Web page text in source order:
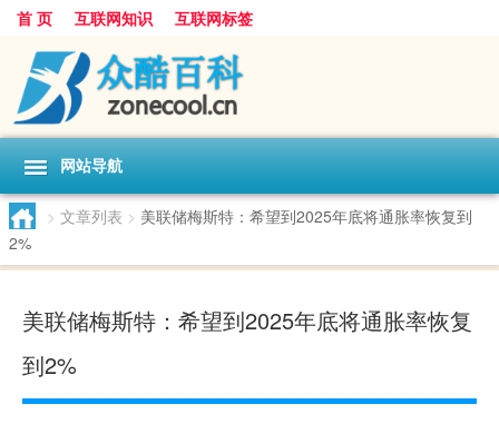
首 页 互联网知识 互联网标签
网站导航
> 文章列表 > 美联储梅斯特：希望到2025年底将通胀率恢复到
2%
美联储梅斯特：希望到2025年底将通胀率恢复
到2%